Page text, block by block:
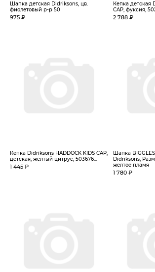
Шапка детская Didriksons, цв.
фиолетовый р-р 50
975 ₽
Кепка детская
CAP, фуксия,
2 788 ₽
Кепка Didriksons HADDOCK KIDS CAP,
детская, желтый цитрус, 503676...
1 445 ₽
Шапка
Didriksons,
желтое пламя
1 780 ₽